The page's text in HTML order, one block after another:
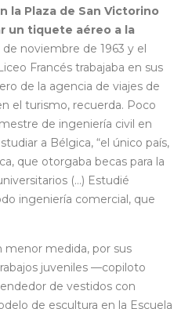
la Plaza de San Victorino
un tiquete aéreo a la
de noviembre de 1963 y el
Francés trabajaba en sus
de la agencia de viajes de
el turismo, recuerda. Poco
de ingeniería civil en
a Bélgica, “el único país,
que otorgaba becas para la
(…) Estudié
ingeniería comercial, que
menor medida, por sus
juveniles —copiloto
de vestidos con
de escultura en la Escuela